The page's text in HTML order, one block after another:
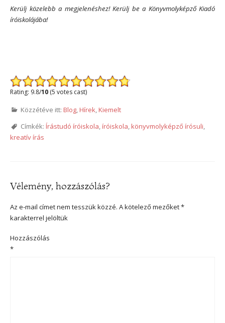
Kerülj közelebb a megjelenéshez! Kerülj be a Könyvmolyképző Kiadó
íróiskolájába!
Rating: 9.8/10 (5 votes cast)
Közzétéve itt: Blog,Hírek,Kiemelt
Címkék: Írástudó íróiskola,íróiskola,könyvmolyképző írósuli,
kreatív írás
Vélemény, hozzászólás?
Az e-mail címet nem tesszük közzé. A kötelező mezőket*
karakterrel jelöltük
Hozzászólás
*